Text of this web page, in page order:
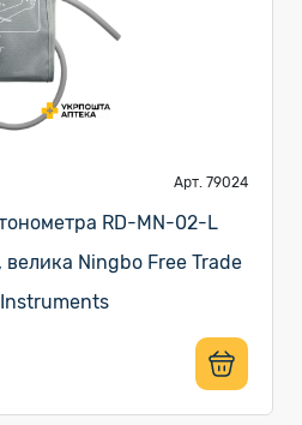
Арт. 79024
RD-MN-02-L
велика Ningbo Free Trade